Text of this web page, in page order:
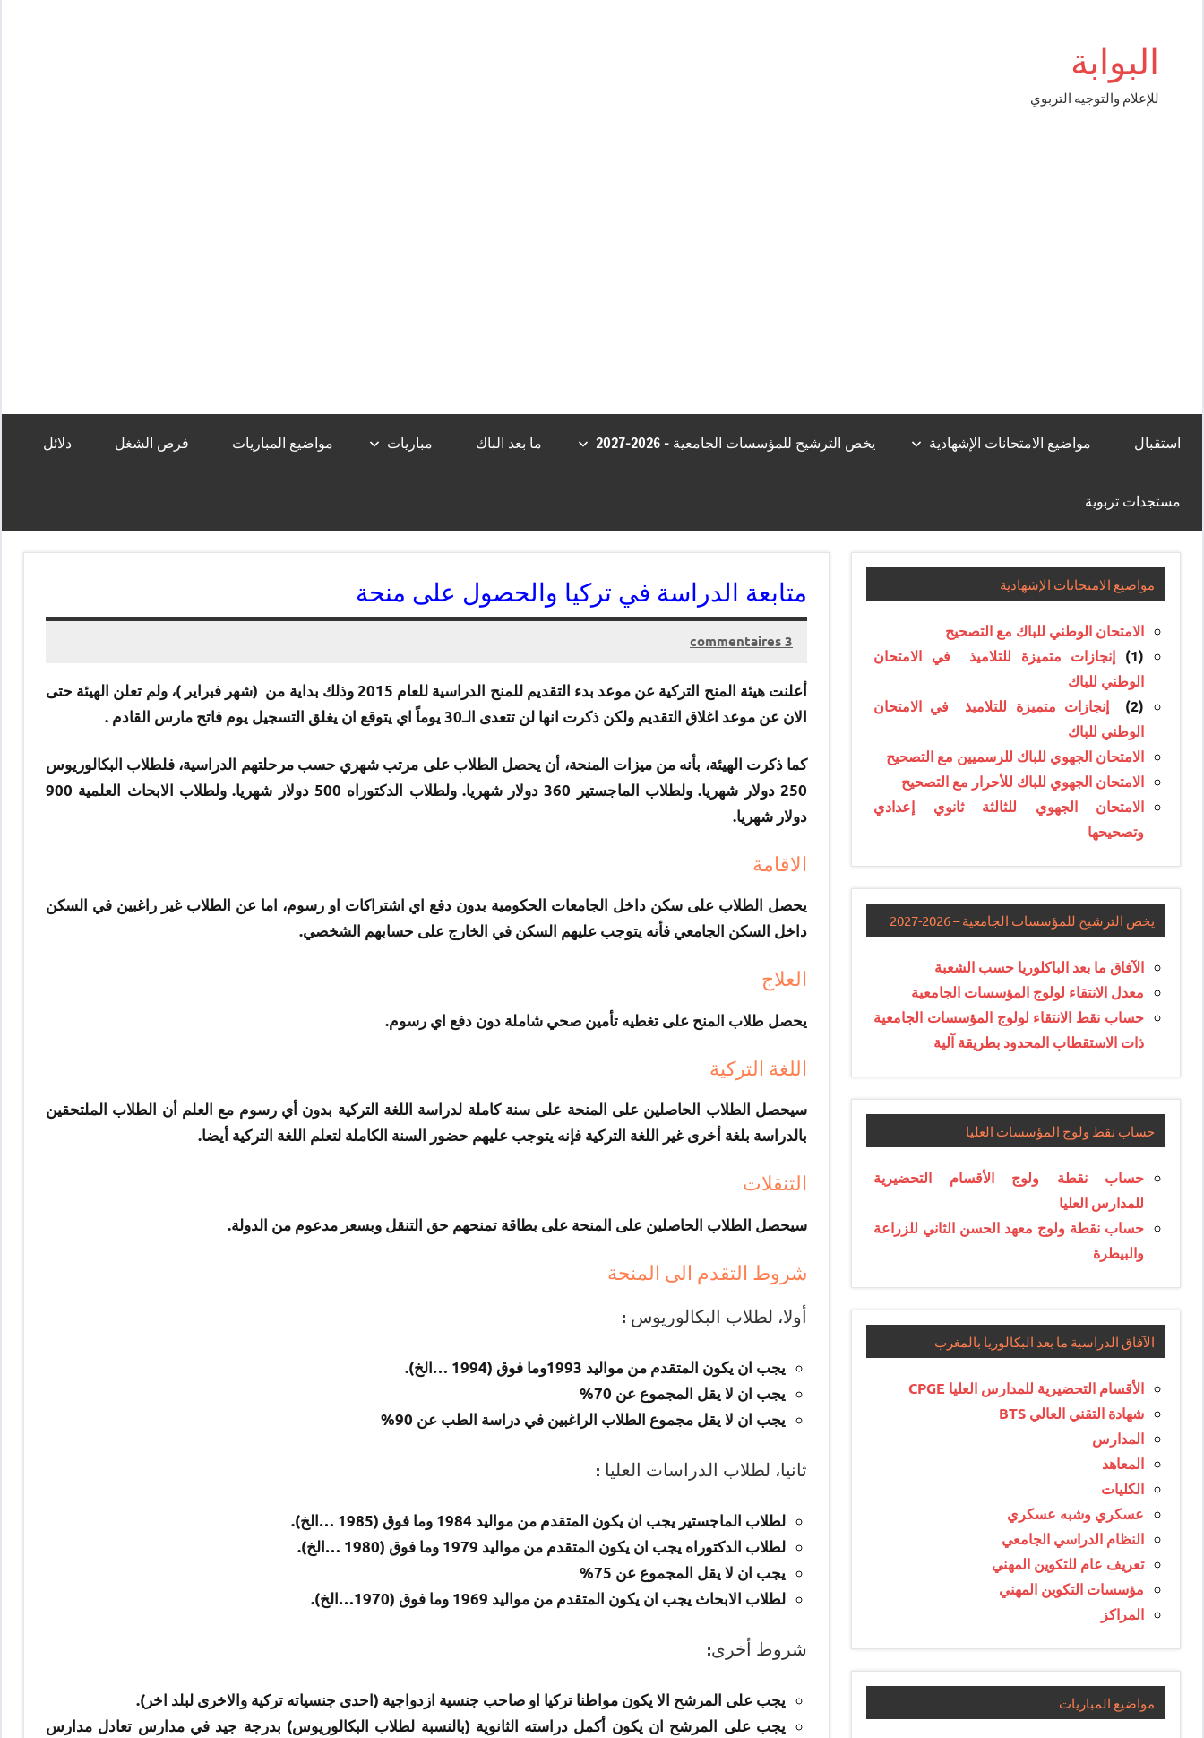
البوابة
للإعلام والتوجيه التربوي
استقبال مواضيع الامتحانات الإشهادية يخص الترشيح للمؤسسات الجامعية – 2026-2027 ما بعد الباك مباريات مواضيع المباريات فرص الشغل دلائل
مستجدات تربوية
متابعة الدراسة في تركيا والحصول على منحة
31/01/2015
kamal
3 commentaires
أعلنت هيئة المنح التركية عن موعد بدء التقديم للمنح الدراسية للعام 2015 وذلك بداية من (شهر فبراير )، ولم تعلن الهيئة حتى
الان عن موعد اغلاق التقديم ولكن ذكرت انها لن تتعدى الـ30 يوماً اي يتوقع ان يغلق التسجيل يوم فاتح مارس القادم .
كما ذكرت الهيئة، بأنه من ميزات المنحة، أن يحصل الطلاب على مرتب شهري حسب مرحلتهم الدراسية، فلطلاب البكالوريوس
250 دولار شهريا. ولطلاب الماجستير 360 دولار شهريا. ولطلاب الدكتوراه 500 دولار شهريا. ولطلاب الابحاث العلمية 900
دولار شهريا.
الاقامة
يحصل الطلاب على سكن داخل الجامعات الحكومية بدون دفع اي اشتراكات او رسوم، اما عن الطلاب غير راغبين في السكن
داخل السكن الجامعي فأنه يتوجب عليهم السكن في الخارج على حسابهم الشخصي.
العلاج
يحصل طلاب المنح على تغطيه تأمين صحي شاملة دون دفع اي رسوم.
اللغة التركية
سيحصل الطلاب الحاصلين على المنحة على سنة كاملة لدراسة اللغة التركية بدون أي رسوم مع العلم أن الطلاب الملتحقين
بالدراسة بلغة أخرى غير اللغة التركية فإنه يتوجب عليهم حضور السنة الكاملة لتعلم اللغة التركية أيضا.
التنقلات
سيحصل الطلاب الحاصلين على المنحة على بطاقة تمنحهم حق التنقل وبسعر مدعوم من الدولة.
شروط التقدم الى المنحة
أولا، لطلاب البكالوريوس :
يجب ان يكون المتقدم من مواليد 1993وما فوق (1994 …الخ).
يجب ان لا يقل المجموع عن 70%
يجب ان لا يقل مجموع الطلاب الراغبين في دراسة الطب عن 90%
ثانيا، لطلاب الدراسات العليا :
لطلاب الماجستير يجب ان يكون المتقدم من مواليد 1984 وما فوق (1985 …الخ).
لطلاب الدكتوراه يجب ان يكون المتقدم من مواليد 1979 وما فوق (1980 …الخ).
يجب ان لا يقل المجموع عن 75%
لطلاب الابحاث يجب ان يكون المتقدم من مواليد 1969 وما فوق (1970…الخ).
شروط أخرى:
يجب على المرشح الا يكون مواطنا تركيا او صاحب جنسية ازدواجية (احدى جنسياته تركية والاخرى لبلد اخر).
يجب على المرشح ان يكون أكمل دراسته الثانوية (بالنسبة لطلاب البكالوريوس) بدرجة جيد في مدارس تعادل مدارس
مواضيع الامتحانات الإشهادية
الامتحان الوطني للباك مع التصحيح
(1)
إنجازات متميزة للتلاميذ في الامتحان
الوطني للباك
(2)
إنجازات متميزة للتلاميذ في الامتحان
الوطني للباك
الامتحان الجهوي للباك للرسميين مع التصحيح
الامتحان الجهوي للباك للأحرار مع التصحيح
الامتحان الجهوي للثالثة ثانوي إعدادي
وتصحيحها
يخص الترشيح للمؤسسات الجامعية – 2026-2027
الآفاق ما بعد الباكلوريا حسب الشعبة
معدل الانتقاء لولوج المؤسسات الجامعية
حساب نقط الانتقاء لولوج المؤسسات الجامعية
ذات الاستقطاب المحدود بطريقة آلية
حساب نقط ولوج المؤسسات العليا
حساب نقطة ولوج الأقسام التحضيرية
للمدارس العليا
حساب نقطة ولوج معهد الحسن الثاني للزراعة
والبيطرة
الآفاق الدراسية ما بعد البكالوريا بالمغرب
الأقسام التحضيرية للمدارس العليا CPGE
شهادة التقني العالي BTS
المدارس
المعاهد
الكليات
عسكري وشبه عسكري
النظام الدراسي الجامعي
تعريف عام للتكوين المهني
مؤسسات التكوين المهني
المراكز
مواضيع المباريات